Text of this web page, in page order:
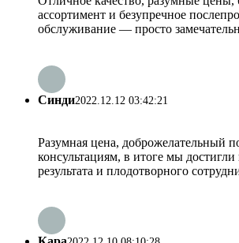
ассортимент и безупречное
обслуживание — просто
Синди2022.12.12 03:42:21
Разумная цена, доброжелательный
консультациям, в итоге мы
результата и плодотворного